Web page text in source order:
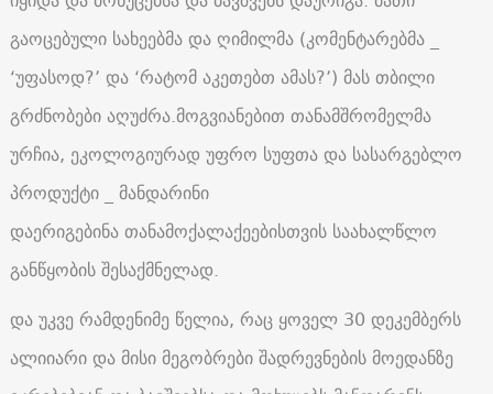
გაოცებული სახეებმა და ღიმილმა (კომენტარებმა _
‘უფასოდ?’ და ‘რატომ აკეთებთ ამას?’) მას თბილი
გრძნობები აღუძრა.მოგვიანებით თანამშრომელმა
ურჩია, ეკოლოგიურად უფრო სუფთა და სასარგებლო
პროდუქტი _ მანდარინი
დაერიგებინა თანამოქალაქეებისთვის საახალწლო
განწყობის შესაქმნელად.
და უკვე რამდენიმე წელია, რაც ყოველ 30 დეკემბერს
ალიიარი და მისი მეგობრები შადრევნების მოედანზე